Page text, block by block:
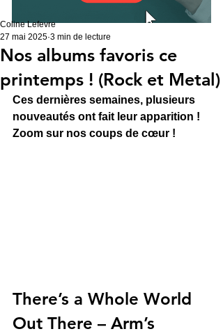
Nos albums favoris ce
printemps ! (Rock et Metal)
Coline Lefevre
27 mai 2025 3 min de lecture
Ces dernières semaines, plusieurs
nouveautés ont fait leur apparition !
Zoom sur nos coups de cœur !
There’s a Whole World
Out There – Arm’s